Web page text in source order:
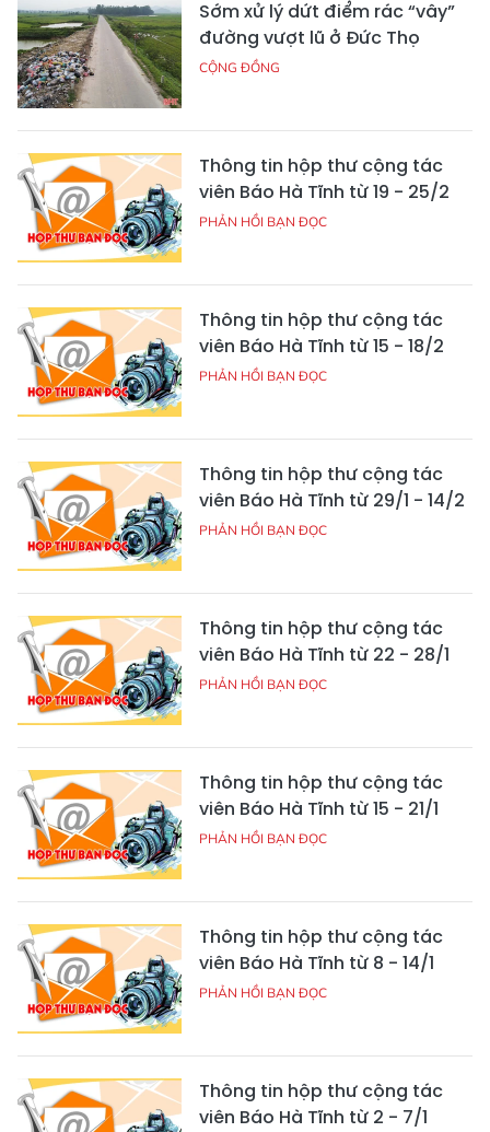
Sớm xử lý dứt điểm rác “vây”
đường vượt lũ ở Đức Thọ
CỘNG ĐỒNG
Thông tin hộp thư cộng tác
viên Báo Hà Tĩnh từ 19 - 25/2
PHẢN HỒI BẠN ĐỌC
Thông tin hộp thư cộng tác
viên Báo Hà Tĩnh từ 15 - 18/2
PHẢN HỒI BẠN ĐỌC
Thông tin hộp thư cộng tác
viên Báo Hà Tĩnh từ 29/1 - 14/2
PHẢN HỒI BẠN ĐỌC
Thông tin hộp thư cộng tác
viên Báo Hà Tĩnh từ 22 - 28/1
PHẢN HỒI BẠN ĐỌC
Thông tin hộp thư cộng tác
viên Báo Hà Tĩnh từ 15 - 21/1
PHẢN HỒI BẠN ĐỌC
Thông tin hộp thư cộng tác
viên Báo Hà Tĩnh từ 8 - 14/1
PHẢN HỒI BẠN ĐỌC
Thông tin hộp thư cộng tác
viên Báo Hà Tĩnh từ 2 - 7/1